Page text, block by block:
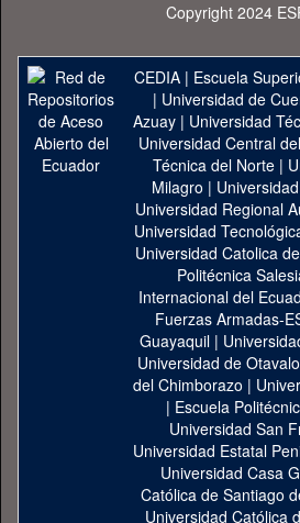
Copyright 2024
CEDIA| Escuela
| Universidad de
Azuay| Universidad
Universidad Central
Técnica del Norte |
Milagro |
Universidad Regional
Universidad
Universidad Catolica
Politécnica
Internacional del
Fuerzas Armadas-
Guayaquil|
Universidad de Otavalo
del Chimborazo |
| Escuela
Universidad San
Universidad Estatal
Universidad Casa
Católica de Santiago
Universidad Católica